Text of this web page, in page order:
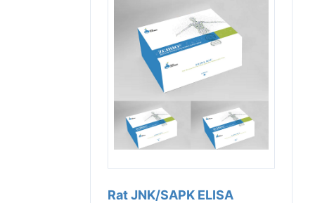
Rat JNK/SAPK ELISA